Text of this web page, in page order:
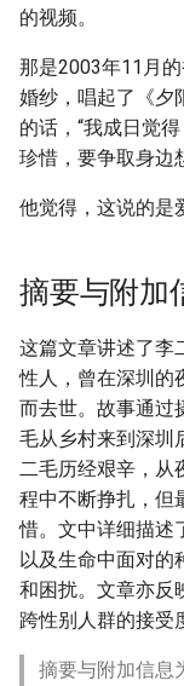
的视频。
那是2003年11月
婚纱，唱起了《夕
的话，“我成日觉
珍惜，要争取身边
他觉得，这说的是
摘要与附加
这篇文章讲述了李
性人，曾在深圳的
而去世。故事通过
毛从乡村来到深圳
二毛历经艰辛，从
程中不断挣扎，但
惜。文中详细描述
以及生命中面对的
和困扰。文章亦反
跨性别人群的接受
摘要与附加信息